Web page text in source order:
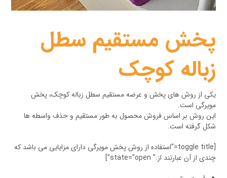
پخش مستقیم سطل
زباله کوچک
یکی از روش های پخش و عرضه مستقیم سطل زباله کوچک، پخش
مویرگی است.
این روش بر اساس فروش محصول به طور مستقیم و حذف واسطه ها
شکل گرفته است.
[toggle title=”استفاده از روش پخش مویرگی دارای مزایایی می باشد که
چندی از آن عبارتند از:” state=”open”]